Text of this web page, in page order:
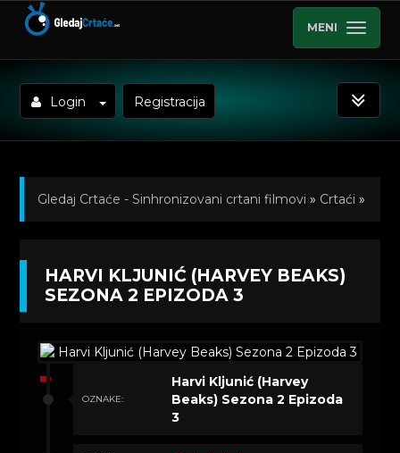
MENI
Login Registracija
Gledaj Crtaće - Sinhronizovani crtani filmovi » Crtaći »
»Kratkometrazni crtani filmovi » Harvi Kljunić (Harvey
HARVI KLJUNIĆ (HARVEY BEAKS)
SEZONA 2 EPIZODA 3
OZNAKE:
Harvi Kljunić (Harvey
Beaks) Sezona 2 Epizoda
3